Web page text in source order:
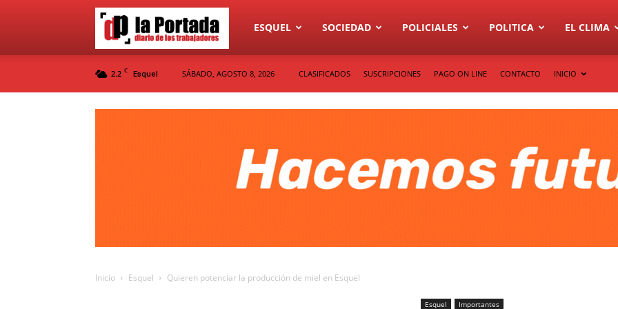
Diario
ESQUEL SOCIEDAD POLICIALES POLITICA EL CLIMA
2.2 C Esquel SÁBADO, AGOSTO 8, 2026 CLASIFICADOS SUSCRIPCIONES PAGO ON LINE CONTACTO INICIO
Inicio Esquel Quieren potenciar la producción de miel en Esquel
Esquel Importantes